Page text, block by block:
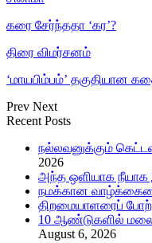
கரை சேர்ந்ததா ‘கர’?
திரை விமர்சனம்
‘மாயபிம்பம்’
Prev Next
Recent Posts
நல்லவனுக்கும்
2026
அந்த ஒளியாக நீயாக
நமக்கான
திறமையாளரைப்
10 ஆண்டுகளில்
August 6, 2026